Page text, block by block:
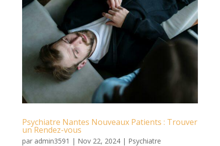
Psychiatre Nantes Nouveaux Patients : Trouver
un Rendez-vous
par admin3591 | Nov 22, 2024| Psychiatre